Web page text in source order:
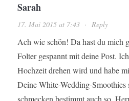
Sarah
17. Mai 2015 at 7:43· Reply
Ach wie schön! Da hast du mich
Folter gespannt mit deine Post.
Hochzeit drehen wird und habe
Deine White-Wedding-Smoothies
schmecken bestimmt auch so.